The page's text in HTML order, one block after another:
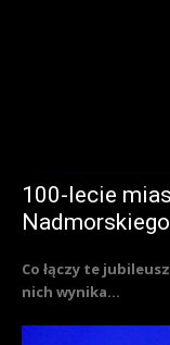
100-lecie
Co łączy te
nich wynika...